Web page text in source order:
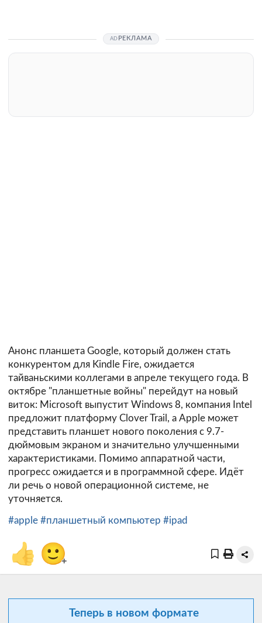
РЕКЛАМА
Анонс планшета Google, который должен стать
конкурентом для Kindle Fire, ожидается
тайваньскими коллегами в апреле текущего года. В
октябре "планшетные войны" перейдут на новый
виток: Microsoft выпустит Windows 8, компания Intel
предложит платформу Clover Trail, а Apple может
представить планшет нового поколения с 9.7-
дюймовым экраном и значительно улучшенными
характеристиками. Помимо аппаратной части,
прогресс ожидается и в программной сфере. Идёт
ли речь о новой операционной системе, не
уточняется.
#apple #планшетный компьютер #ipad
👍 🙂+
Теперь в новом формате